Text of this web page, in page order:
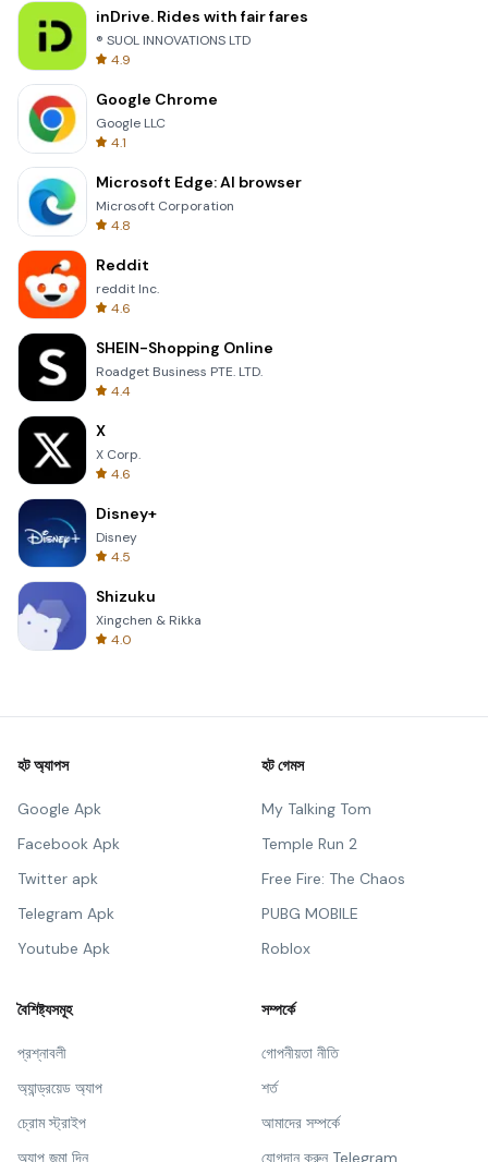
inDrive. Rides with fair fares
® SUOL INNOVATIONS LTD
4.9
Google Chrome
Google LLC
4.1
Microsoft Edge: AI browser
Microsoft Corporation
4.8
Reddit
reddit Inc.
4.6
SHEIN-Shopping Online
Roadget Business PTE. LTD.
4.4
X
X Corp.
4.6
Disney+
Disney
4.5
Shizuku
Xingchen & Rikka
4.0
হট অ্যাপস
Google Apk
Facebook Apk
Twitter apk
Telegram Apk
Youtube Apk
হট গেমস
My Talking Tom
Temple Run 2
Free Fire: The Chaos
PUBG MOBILE
Roblox
বৈশিষ্ট্যসমূহ
প্রশ্নাবলী
অ্যান্ড্রয়েড অ্যাপ
চ্রোম স্ট্রাইপ
অ্যাপ জমা দিন
সম্পর্কে
গোপনীয়তা নীতি
শর্ত
আমাদের সম্পর্কে
যোগদান করুন Telegram